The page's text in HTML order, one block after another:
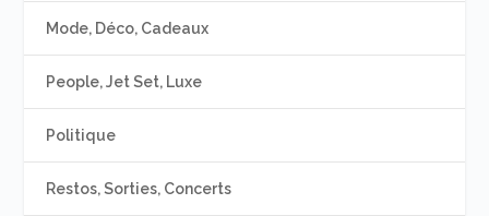
Mode, Déco, Cadeaux
People, Jet Set, Luxe
Politique
Restos, Sorties, Concerts